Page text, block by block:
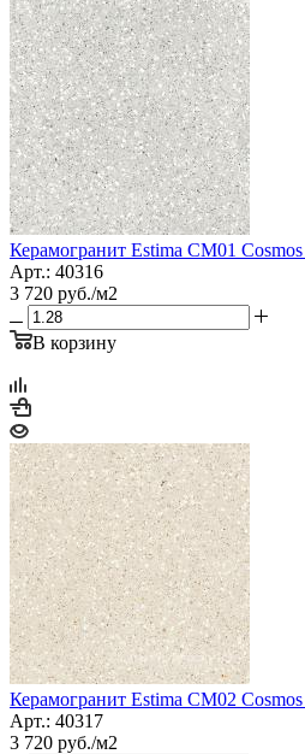
Керамогранит Estima CM01
Арт.: 40316
3 720 руб./м2
В корзину
Керамогранит Estima CM02
Арт.: 40317
3 720 руб./м2